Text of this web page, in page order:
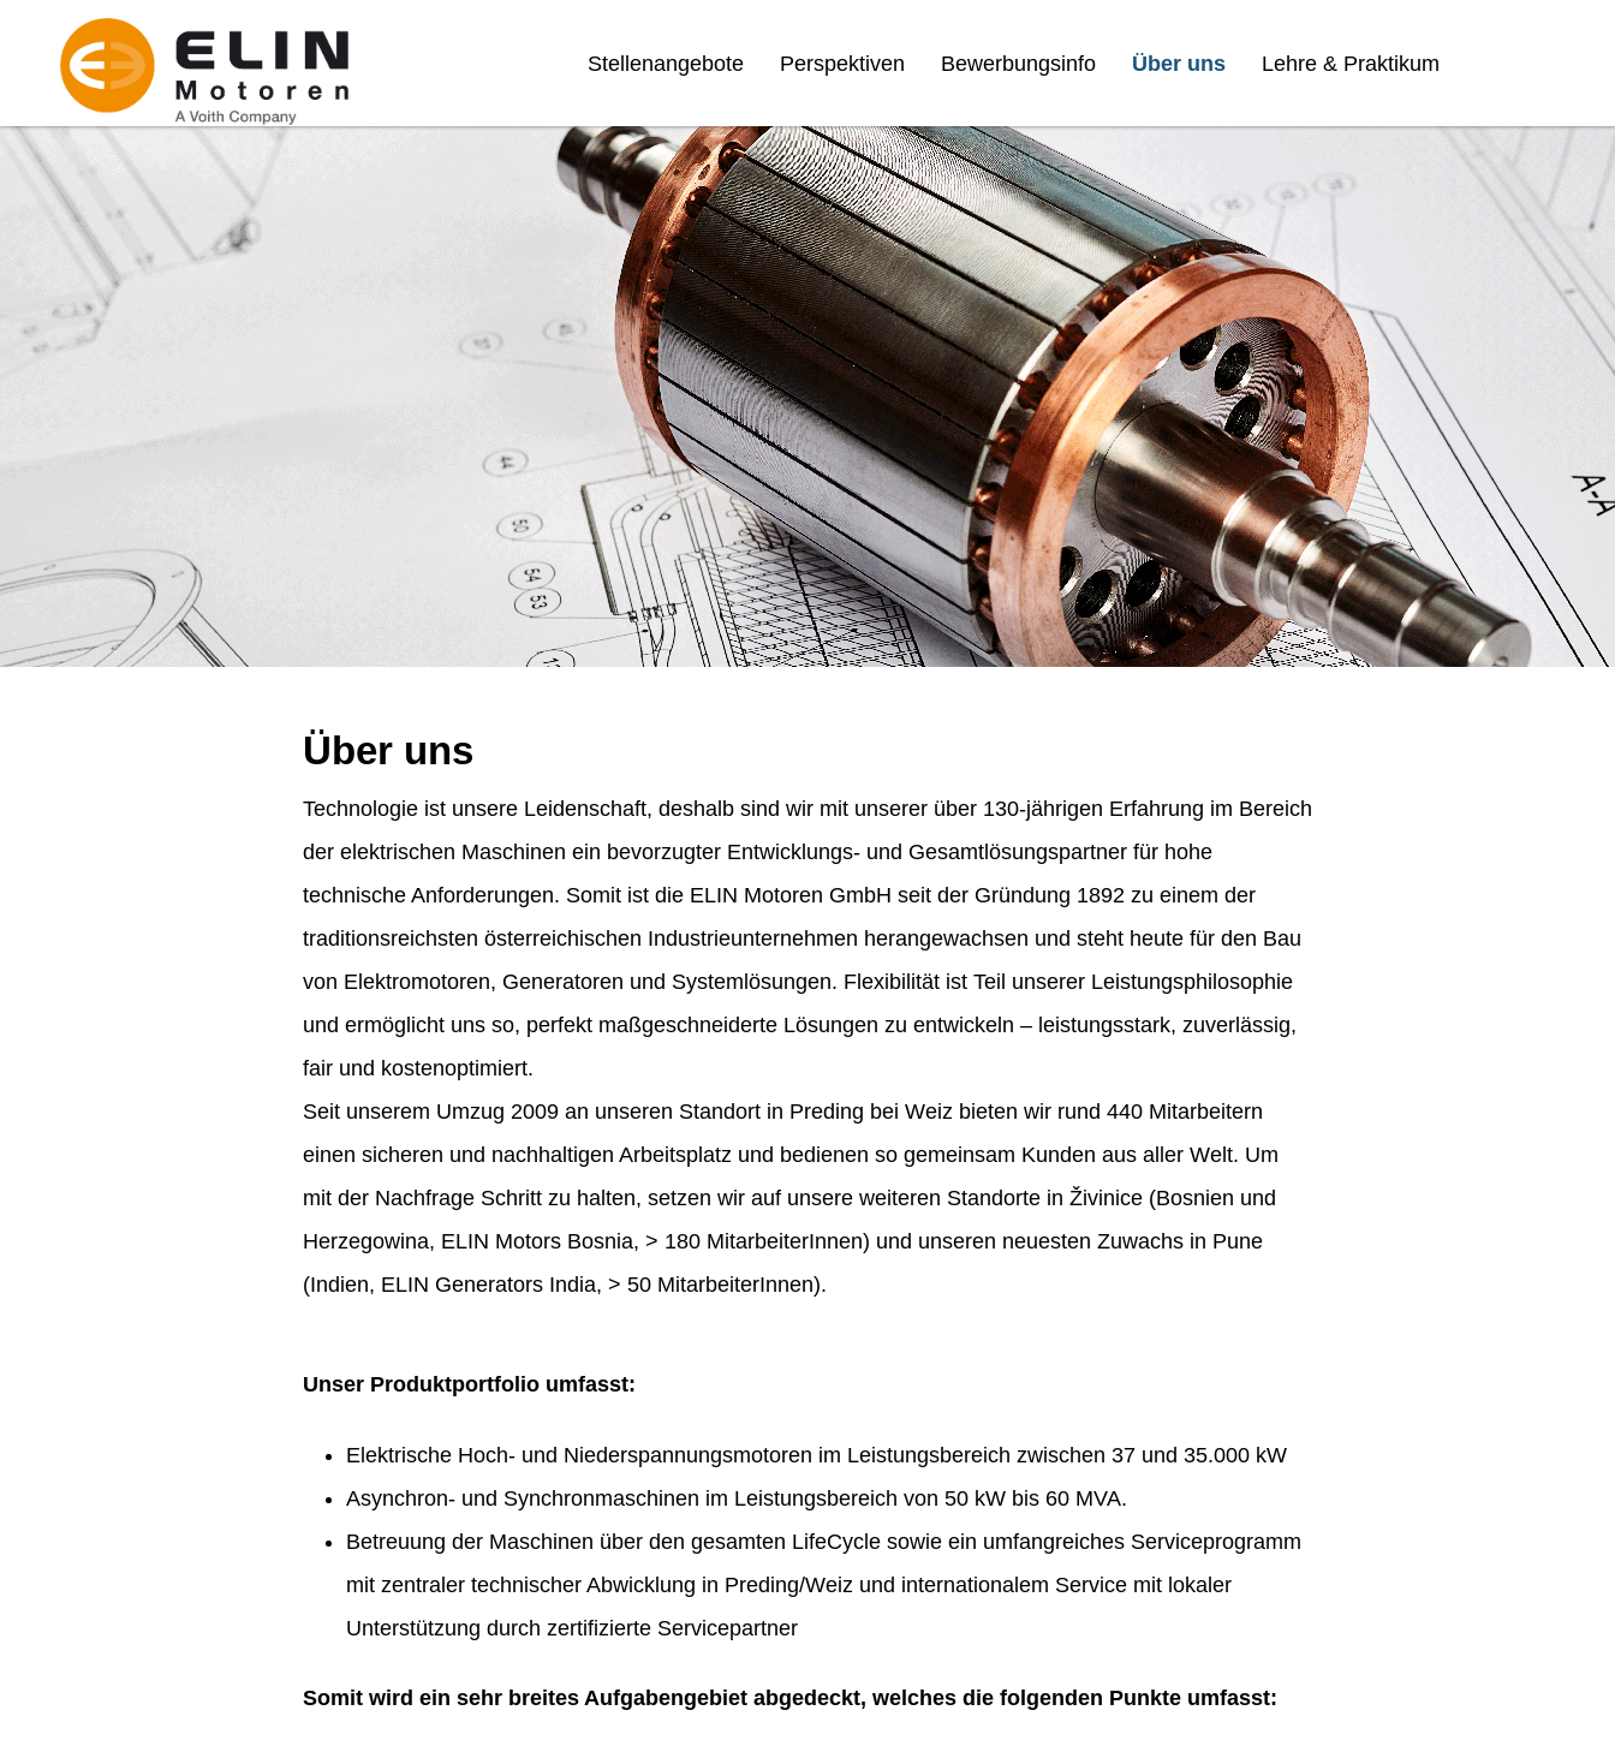
Stellenangebote Perspektiven Bewerbungsinfo Über uns Lehre & Praktikum
Über uns
Technologie ist unsere Leidenschaft, deshalb sind wir mit unserer über 130-jährigen Erfahrung im Bereich
der elektrischen Maschinen ein bevorzugter Entwicklungs- und Gesamtlösungspartner für hohe
technische Anforderungen. Somit ist die ELIN Motoren GmbH seit der Gründung 1892 zu einem der
traditionsreichsten österreichischen Industrieunternehmen herangewachsen und steht heute für den Bau
von Elektromotoren, Generatoren und Systemlösungen. Flexibilität ist Teil unserer Leistungsphilosophie
und ermöglicht uns so, perfekt maßgeschneiderte Lösungen zu entwickeln – leistungsstark, zuverlässig,
fair und kostenoptimiert.
Seit unserem Umzug 2009 an unseren Standort in Preding bei Weiz bieten wir rund 440 Mitarbeitern
einen sicheren und nachhaltigen Arbeitsplatz und bedienen so gemeinsam Kunden aus aller Welt. Um
mit der Nachfrage Schritt zu halten, setzen wir auf unsere weiteren Standorte in Živinice (Bosnien und
Herzegowina, ELIN Motors Bosnia, > 180 MitarbeiterInnen) und unseren neuesten Zuwachs in Pune
(Indien, ELIN Generators India, > 50 MitarbeiterInnen).
Unser Produktportfolio umfasst:
Elektrische Hoch- und Niederspannungsmotoren im Leistungsbereich zwischen 37 und 35.000 kW
Asynchron- und Synchronmaschinen im Leistungsbereich von 50 kW bis 60 MVA.
Betreuung der Maschinen über den gesamten LifeCycle sowie ein umfangreiches Serviceprogramm
mit zentraler technischer Abwicklung in Preding/Weiz und internationalem Service mit lokaler
Unterstützung durch zertifizierte Servicepartner
Somit wird ein sehr breites Aufgabengebiet abgedeckt, welches die folgenden Punkte umfasst: